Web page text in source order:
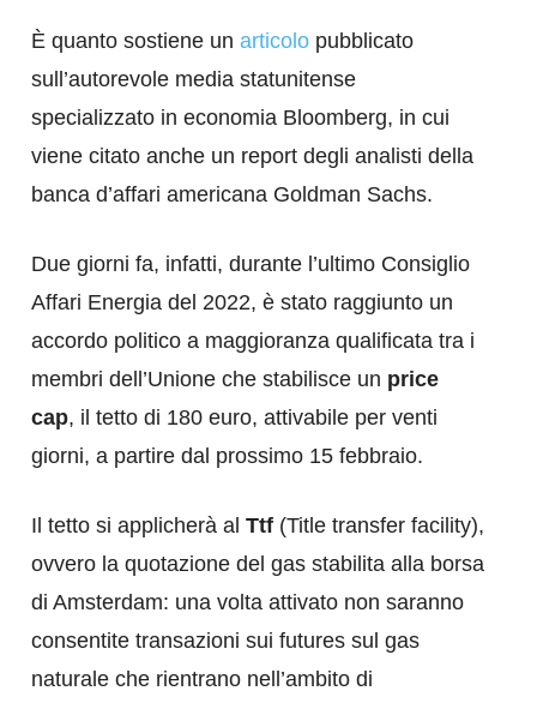
È quanto sostiene un articolo pubblicato
sull’autorevole media statunitense
specializzato in economia Bloomberg, in cui
viene citato anche un report degli analisti della
banca d’affari americana Goldman Sachs.
Due giorni fa, infatti, durante l’ultimo Consiglio
Affari Energia del 2022, è stato raggiunto un
accordo politico a maggioranza qualificata tra i
membri dell’Unione che stabilisce un price
cap, il tetto di 180 euro, attivabile per venti
giorni, a partire dal prossimo 15 febbraio.
Il tetto si applicherà al Ttf (Title transfer facility),
ovvero la quotazione del gas stabilita alla borsa
di Amsterdam: una volta attivato non saranno
consentite transazioni sui futures sul gas
naturale che rientrano nell’ambito di